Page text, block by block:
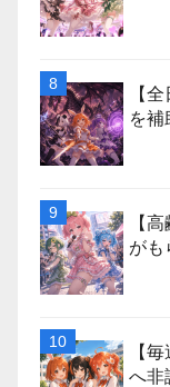
【
を補
【
がも
【
へ非